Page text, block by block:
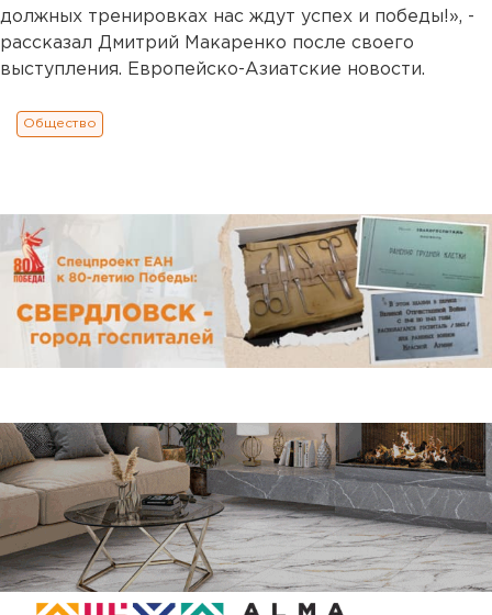
должных тренировках нас ждут успех и победы!», -
рассказал Дмитрий Макаренко после своего
выступления. Европейско-Азиатские новости.
Общество